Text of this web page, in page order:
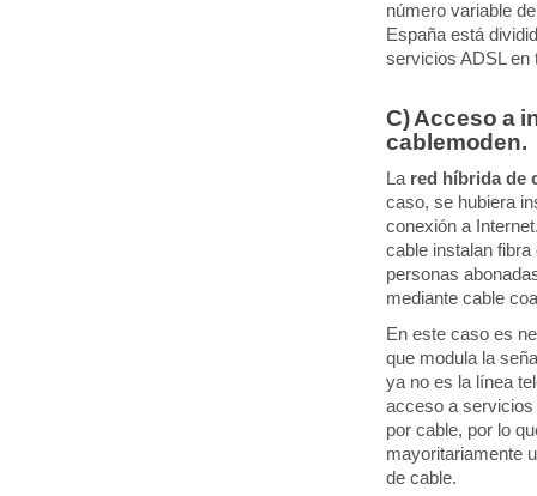
número variable
España está
servicios ADSL en
C) Acceso a
cablemoden.
La red híbrida de
caso, se hubiera
conexión a
cable instalan
personas
mediante cable
En este caso es
que modula la
ya no es la línea
acceso a servicios
por cable, por lo
mayoritariamente
de cable.